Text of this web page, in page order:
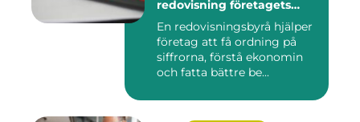
redovisning företagets
En redovisningsbyrå hjälper
företag att få ordning på
siffrorna, förstå ekonomin
och fatta bättre be...